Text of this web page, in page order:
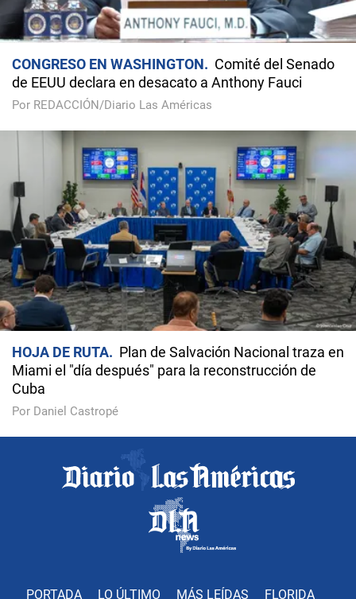
CONGRESO EN WASHINGTON
Comité del Senado
de EEUU declara en desacato a Anthony Fauci
Por REDACCIÓN/Diario Las Américas
HOJA DE RUTA
Plan de Salvación Nacional traza en
Miami el "día después" para la reconstrucción de
Cuba
Por Daniel Castropé
PORTADA LO ÚLTIMO MÁS LEÍDAS FLORIDA